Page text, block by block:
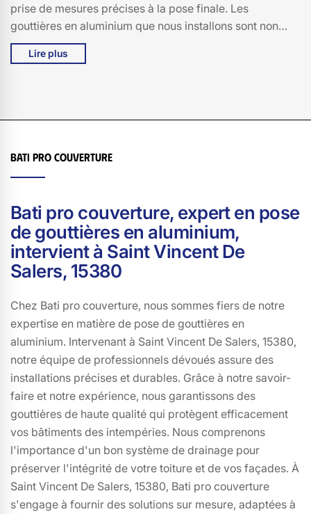
prise de mesures précises à la pose finale. Les
gouttières en aluminium que nous installons sont non
seulement esthétiques, mais aussi extrêmement
durables, résistant à la corrosion et aux conditions
service personnalisé, en adaptant nos solutions à vos
besoins spécifiques et en respectant les délais. Faites
gouttières en aluminium qui allie esthétique et
robustesse.
Lire plus
Bati pro couverture
Bati pro couverture, expert en pose
de gouttières en aluminium,
intervient à Saint Vincent De
Salers, 15380
Chez Bati pro couverture, nous sommes fiers de notre
expertise en matière de pose de gouttières en
aluminium. Intervenant à Saint Vincent De Salers, 15380,
notre équipe de professionnels dévoués assure des
installations précises et durables. Grâce à notre savoir-
faire et notre expérience, nous garantissons des
gouttières de haute qualité qui protègent efficacement
vos bâtiments des intempéries. Nous comprenons
l'importance d'un bon système de drainage pour
préserver l'intégrité de votre toiture et de vos façades. À
Saint Vincent De Salers, 15380, Bati pro couverture
s'engage à fournir des solutions sur mesure, adaptées à